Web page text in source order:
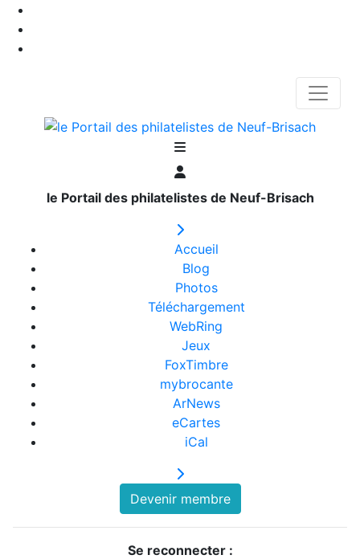
le Portail des philatelistes de Neuf-Brisach
Accueil
Blog
Photos
Téléchargement
WebRing
Jeux
FoxTimbre
mybrocante
ArNews
eCartes
iCal
Devenir membre
Se reconnecter :